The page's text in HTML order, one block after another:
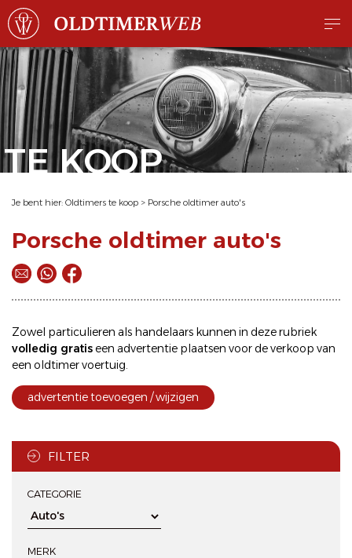
TE KOOP
Je bent hier: Oldtimers te koop > Porsche oldtimer auto's
Porsche oldtimer auto's
Zowel particulieren als handelaars kunnen in deze rubriek
volledig gratis een advertentie plaatsen voor deverkoop van
een oldtimer voertuig.
advertentie toevoegen / wijzigen
FILTER
CATEGORIE
MERK